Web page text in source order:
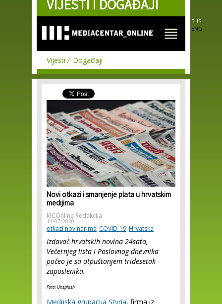
Skip to
main
VIJESTI I DOGAĐAJI
BHS
ENG
Vijesti Događaji
Novi otkazi i smanjenje plata u hrvatskim
medijima
MCOnline Redakcija
14/07/2020
otkazi novinarima COVID-19 Hrvatska
Izdavač hrvatskih novina 24sata,
Večernjeg lista i Poslovnog dnevnika
počeo je sa otpuštanjem tridesetak
zaposlenika.
Foto: Unsplash
Medijska grupacija Styria, firma iz